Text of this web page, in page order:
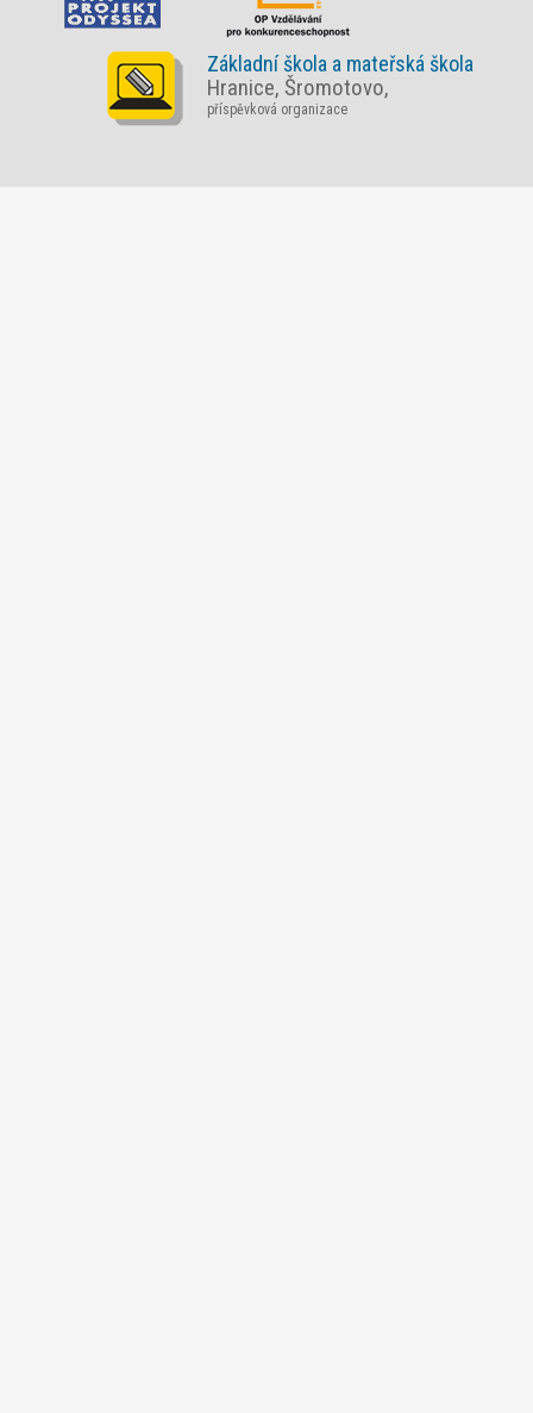
Základní škola a mateřská škola
Hranice, Šromotovo,
příspěvková organizace